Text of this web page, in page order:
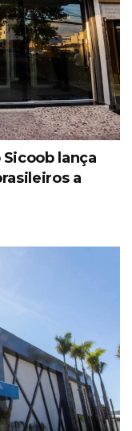
lança
a